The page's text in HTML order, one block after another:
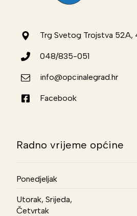
Trg Svetog Trojstva 52A,
048/835-051
info@opcinalegrad.hr
Facebook
Radno vrijeme općine
Ponedjeljak
Utorak, Srijeda,
Četvrtak